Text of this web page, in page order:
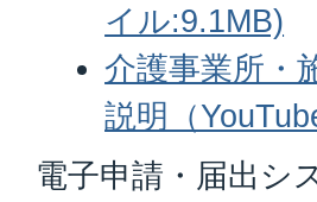
イル:9.1MB)
介護事業所・
説明（
電子申請・届出シ